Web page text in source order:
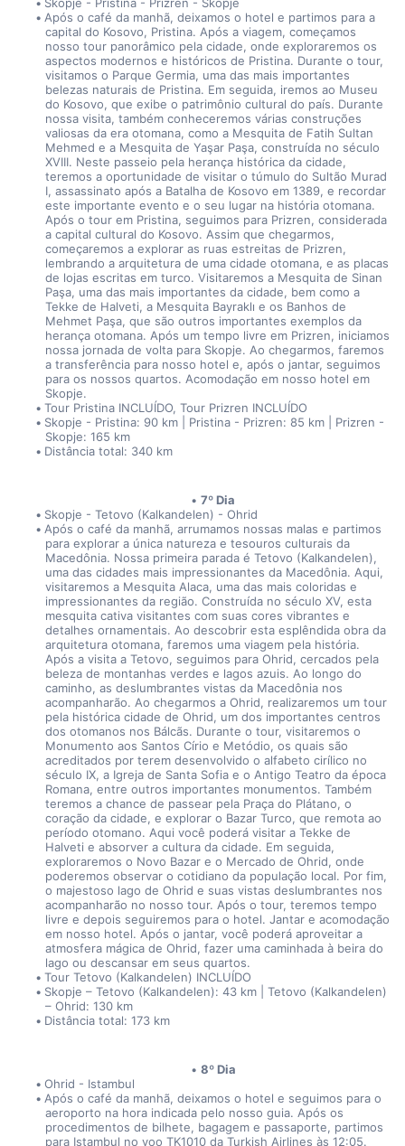
Após o café da manhã, deixamos o hotel e partimos para a
capital do Kosovo, Pristina. Após a viagem, começamos
nosso tour panorâmico pela cidade, onde exploraremos os
aspectos modernos e históricos de Pristina. Durante o tour,
visitamos o Parque Germia, uma das mais importantes
belezas naturais de Pristina. Em seguida, iremos ao Museu
do Kosovo, que exibe o patrimônio cultural do país. Durante
nossa visita, também conheceremos várias construções
valiosas da era otomana, como a Mesquita de Fatih Sultan
Mehmed e a Mesquita de Yaşar Paşa, construída no século
XVIII. Neste passeio pela herança histórica da cidade,
teremos a oportunidade de visitar o túmulo do Sultão Murad
I, assassinato após a Batalha de Kosovo em 1389, e recordar
este importante evento e o seu lugar na história otomana.
Após o tour em Pristina, seguimos para Prizren, considerada
a capital cultural do Kosovo. Assim que chegarmos,
começaremos a explorar as ruas estreitas de Prizren,
lembrando a arquitetura de uma cidade otomana, e as placas
de lojas escritas em turco. Visitaremos a Mesquita de Sinan
Paşa, uma das mais importantes da cidade, bem como a
Tekkе de Halveti, a Mesquita Bayraklı e os Banhos de
Mehmet Paşa, que são outros importantes exemplos da
herança otomana. Após um tempo livre em Prizren, iniciamos
nossa jornada de volta para Skopje. Ao chegarmos, faremos
a transferência para nosso hotel e, após o jantar, seguimos
para os nossos quartos. Acomodação em nosso hotel em
Skopje.
Tour Pristina INCLUÍDO, Tour Prizren INCLUÍDO
Skopje - Pristina: 90 km | Pristina - Prizren: 85 km | Prizren -
Skopje: 165 km
Distância total: 340 km
7º Dia
Skopje - Tetovo (Kalkandelen) - Ohrid
Após o café da manhã, arrumamos nossas malas e partimos
para explorar a única natureza e tesouros culturais da
Macedônia. Nossa primeira parada é Tetovo (Kalkandelen),
uma das cidades mais impressionantes da Macedônia. Aqui,
visitaremos a Mesquita Alaca, uma das mais coloridas e
impressionantes da região. Construída no século XV, esta
mesquita cativa visitantes com suas cores vibrantes e
detalhes ornamentais. Ao descobrir esta esplêndida obra da
arquitetura otomana, faremos uma viagem pela história.
Após a visita a Tetovo, seguimos para Ohrid, cercados pela
beleza de montanhas verdes e lagos azuis. Ao longo do
caminho, as deslumbrantes vistas da Macedônia nos
acompanharão. Ao chegarmos a Ohrid, realizaremos um tour
pela histórica cidade de Ohrid, um dos importantes centros
dos otomanos nos Bálcãs. Durante o tour, visitaremos o
Monumento aos Santos Círio e Metódio, os quais são
acreditados por terem desenvolvido o alfabeto cirílico no
século IX, a Igreja de Santa Sofia e o Antigo Teatro da época
Romana, entre outros importantes monumentos. Também
teremos a chance de passear pela Praça do Plátano, o
coração da cidade, e explorar o Bazar Turco, que remota ao
período otomano. Aqui você poderá visitar a Tekkе de
Halveti e absorver a cultura da cidade. Em seguida,
exploraremos o Novo Bazar e o Mercado de Ohrid, onde
poderemos observar o cotidiano da população local. Por fim,
o majestoso lago de Ohrid e suas vistas deslumbrantes nos
acompanharão no nosso tour. Após o tour, teremos tempo
livre e depois seguiremos para o hotel. Jantar e acomodação
em nosso hotel. Após o jantar, você poderá aproveitar a
atmosfera mágica de Ohrid, fazer uma caminhada à beira do
lago ou descansar em seus quartos.
Tour Tetovo (Kalkandelen) INCLUÍDO
Skopje – Tetovo (Kalkandelen): 43 km | Tetovo (Kalkandelen)
– Ohrid: 130 km
Distância total: 173 km
8º Dia
Ohrid - Istambul
Após o café da manhã, deixamos o hotel e seguimos para o
aeroporto na hora indicada pelo nosso guia. Após os
procedimentos de bilhete, bagagem e passaporte, partimos
para Istambul no voo TK1010 da Turkish Airlines às 12:05.